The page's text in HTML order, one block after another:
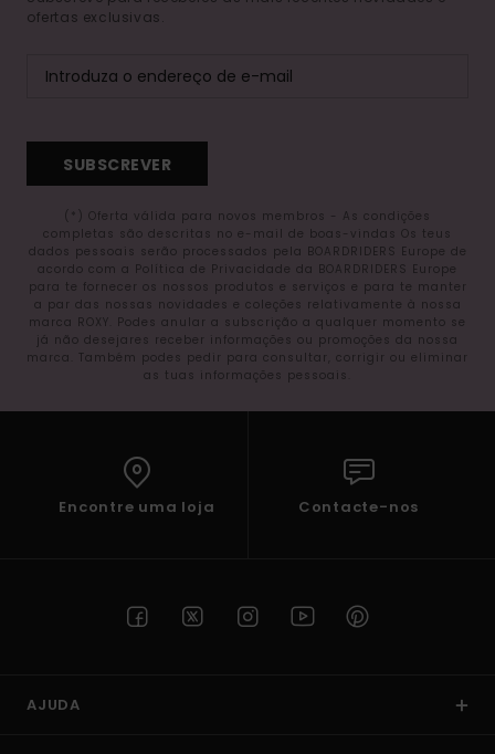
ofertas exclusivas.
SUBSCREVER
(*) Oferta válida para novos membros - As condições
completas são descritas no e-mail de boas-vindas Os teus
dados pessoais serão processados pela BOARDRIDERS Europe de
acordo com a Política de Privacidade da BOARDRIDERS Europe
para te fornecer os nossos produtos e serviços e para te manter
a par das nossas novidades e coleções relativamente à nossa
marca ROXY. Podes anular a subscrição a qualquer momento se
já não desejares receber informações ou promoções da nossa
marca. Também podes pedir para consultar, corrigir ou eliminar
as tuas informações pessoais.
Encontre uma loja Contacte-nos
AJUDA